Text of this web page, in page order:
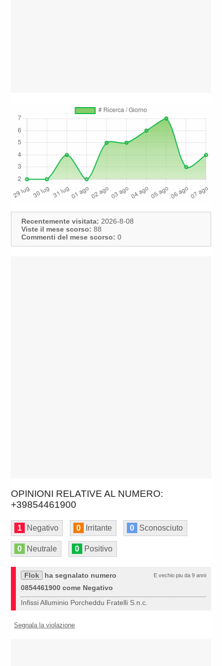
Recentemente visitata: 2026-8-08
Viste il mese scorso: 88
Commenti del mese scorso: 0
OPINIONI RELATIVE AL NUMERO:
+39854461900
1 Negativo 0 Irritante 0 Sconosciuto
0 Neutrale 0 Positivo
E vechio piu da 9 anni
Flok
ha segnalato numero
0854461900 come Negativo
Infissi Alluminio Porcheddu Fratelli S.n.c.
Segnala la violazione